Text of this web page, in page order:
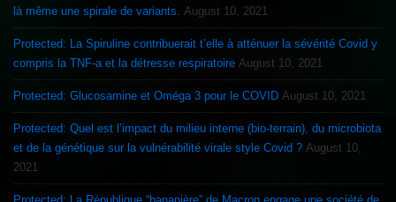
là même une spirale de variants.
August 10, 2021
Protected: La Spiruline contribuerait t’elle à atténuer la sévérité Covid y
compris la TNF-a et la détresse respiratoire August 10, 2021
Protected: Glucosamine et Oméga 3 pour le COVID August 10, 2021
Protected: Quel est l’impact du milieu interne (bio-terrain), du microbiota
et de la génétique sur la vulnérabilité virale style Covid ? August 10,
2021